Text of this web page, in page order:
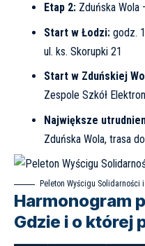
Etap 2:Zduńska Wola
Start w Łodzi:godz.
ul. ks. Skorupki 21
Start w Zduńskiej
Zespole Szkół
Największe
Zduńska Wola, trasa
Peleton Wyścigu Solidarności
Harmonogram
Gdzie i o której